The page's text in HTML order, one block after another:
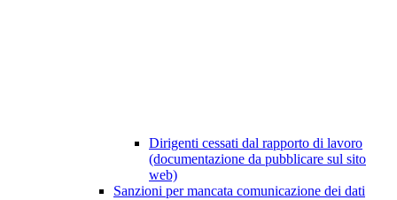
Dirigenti cessati dal rapporto di lavoro
(documentazione da pubblicare sul sito
web)
Sanzioni per mancata comunicazione dei dati